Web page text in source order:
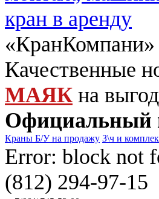
«КранКомпани»
Качественные
МАЯК на
Официальный
Краны Б/У на продажу З\ч и
Error: block not
(812) 294-97-15